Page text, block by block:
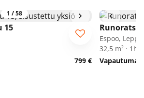
1 /58
15
799 €
Espoo,
32,5 m² ·